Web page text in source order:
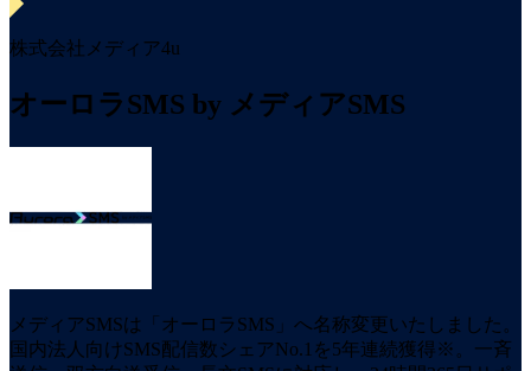
株式会社メディア4u
オーロラSMS by メディアSMS
メディアSMSは「オーロラSMS」へ名称変更いたしました。
国内法人向けSMS配信数シェアNo.1を5年連続獲得※。一斉